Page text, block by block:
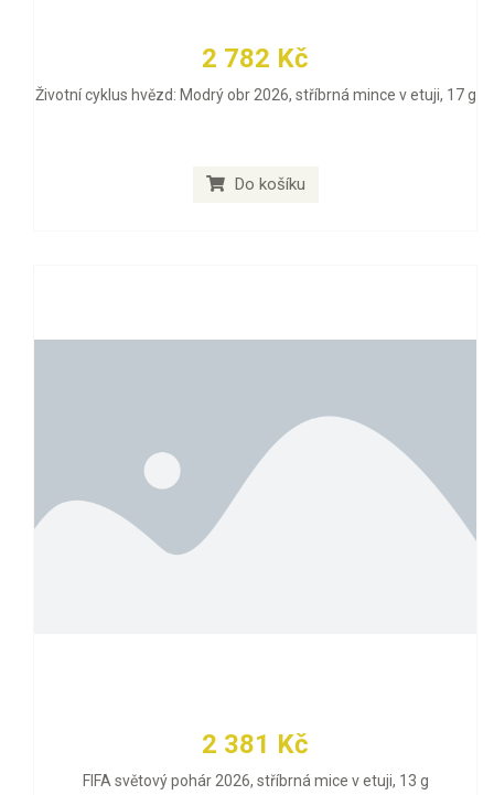
2 782 Kč
Životní cyklus hvězd: Modrý obr 2026, stříbrná mince v etuji, 17 g
Do košíku
2 381 Kč
FIFA světový pohár 2026, stříbrná mice v etuji, 13 g